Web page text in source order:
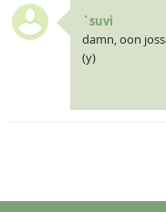
`suvi
damn, oon
(y)